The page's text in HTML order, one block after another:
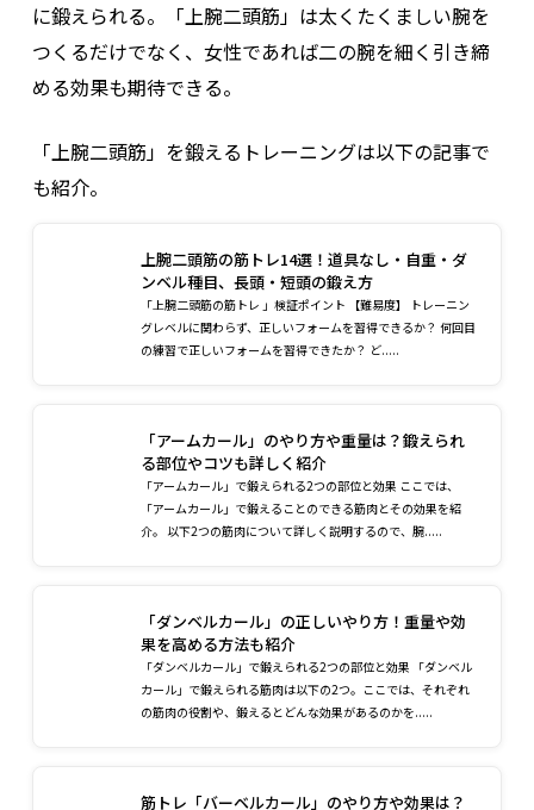
に鍛えられる。「上腕二頭筋」は太くたくましい腕を
つくるだけでなく、女性であれば二の腕を細く引き締
める効果も期待できる。
「上腕二頭筋」を鍛えるトレーニングは以下の記事で
も紹介。
上腕二頭筋の筋トレ14選！道具なし・自重・ダ
ンベル種目、長頭・短頭の鍛え方
「上腕二頭筋の筋トレ 」検証ポイント 【難易度】 トレーニン
グレベルに関わらず、正しいフォームを習得できるか？ 何回目
の練習で正しいフォームを習得できたか？ ど.....
「アームカール」のやり方や重量は？鍛えられ
る部位やコツも詳しく紹介
「アームカール」で鍛えられる2つの部位と効果 ここでは、
「アームカール」で鍛えることのできる筋肉とその効果を紹
介。 以下2つの筋肉について詳しく説明するので、腕.....
「ダンベルカール」の正しいやり方！重量や効
果を高める方法も紹介
「ダンベルカール」で鍛えられる2つの部位と効果 「ダンベル
カール」で鍛えられる筋肉は以下の2つ。ここでは、それぞれ
の筋肉の役割や、鍛えるとどんな効果があるのかを.....
筋トレ「バーベルカール」のやり方や効果は？